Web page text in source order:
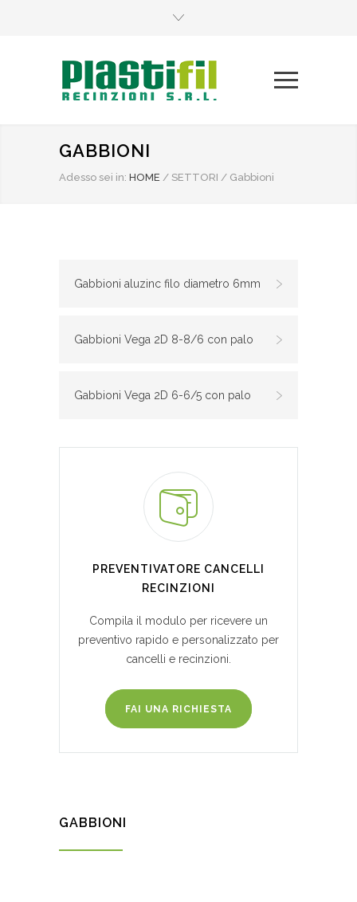
GABBIONI
Adesso sei in: HOME / SETTORI / Gabbioni
Gabbioni aluzinc filo diametro 6mm
Gabbioni Vega 2D 8-8/6 con palo
Gabbioni Vega 2D 6-6/5 con palo
PREVENTIVATORE CANCELLI
RECINZIONI
Compila il modulo per ricevere un
preventivo rapido e personalizzato per
cancelli e recinzioni.
FAI UNA RICHIESTA
GABBIONI